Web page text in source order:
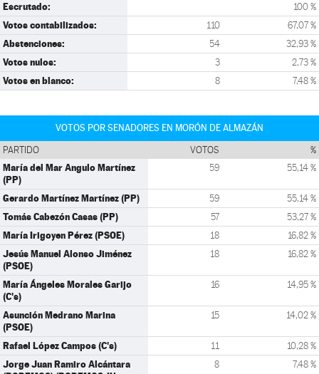
Escrutado: 100 %
Votos contabilizados: 110 67,07 %
Abstenciones: 54 32,93 %
Votos nulos: 3 2,73 %
Votos en blanco: 8 7,48 %
VOTOS POR SENADORES EN MORÓN DE ALMAZÁN
PARTIDO VOTOS %
María del Mar Angulo Martínez
(PP)
59 55,14 %
Gerardo Martínez Martínez (PP) 59 55,14 %
Tomás Cabezón Casas (PP) 57 53,27 %
María Irigoyen Pérez (PSOE) 18 16,82 %
Jesús Manuel Alonso Jiménez
(PSOE)
18 16,82 %
María Ángeles Morales Garijo
(C's)
16 14,95 %
Asunción Medrano Marina
(PSOE)
15 14,02 %
Rafael López Campos (C's) 11 10,28 %
Jorge Juan Ramiro Alcántara
8 7,48 %